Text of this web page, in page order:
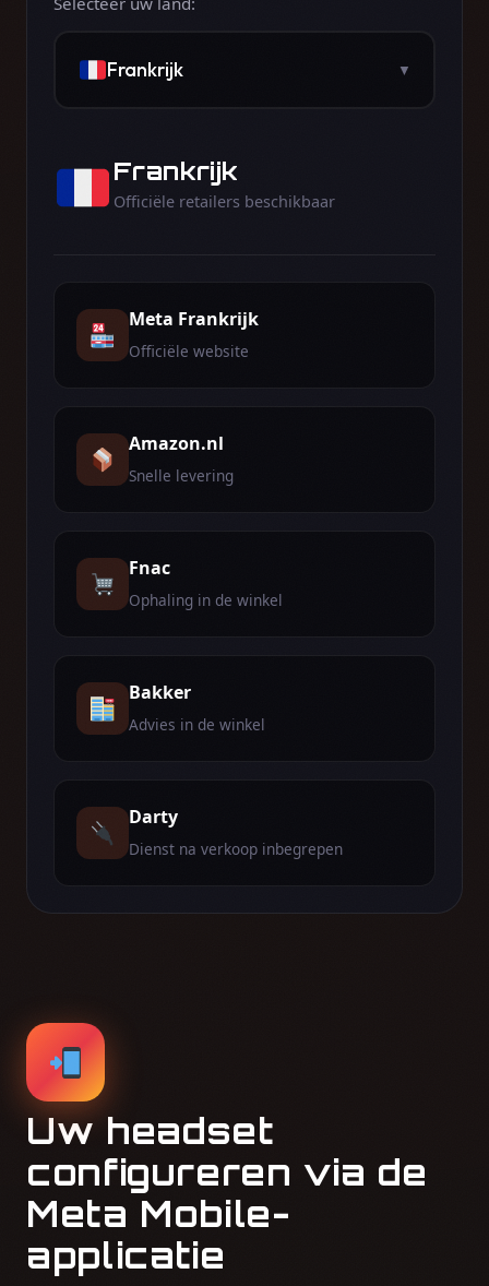
Frankrijk ▼
Frankrijk
Officiële retailers beschikbaar
Meta Frankrijk
Officiële website
Amazon.nl
Snelle levering
Fnac
Ophaling in de winkel
Bakker
Advies in de winkel
Darty
Dienst na verkoop inbegrepen
Uw headset
configureren via de
Meta Mobile-
applicatie